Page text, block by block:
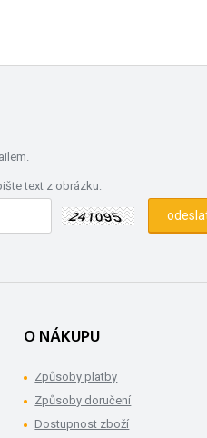
text z obrázku:
O NÁKUPU
Způsoby platby
Způsoby doručení
Dostupnost zboží